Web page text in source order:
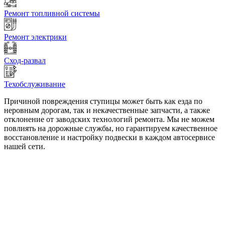
Ремонт топливной системы
Ремонт электрики
Сход-развал
Техобслуживание
Причиной повреждения ступицы может быть как езда по
неровным дорогам, так и некачественные запчасти, а также
отклонение от заводских технологий ремонта. Мы не можем
повлиять на дорожные службы, но гарантируем качественное
восстановление и настройку подвески в каждом автосервисе
нашей сети.